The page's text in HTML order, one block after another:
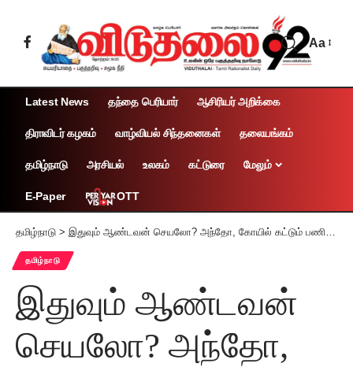
Aa
Latest News தந்தை பெரியார் ஆசிரியர் அறிக்கை
திராவிடர் கழகம் வாழ்வியல் சிந்தனைகள் தலையங்கம்
தமிழ்நாடு அரசியல் உலகம் கட்டுரை மேலும்
E-Paper OTT
தமிழ்நாடு > இதுவும் ஆண்டவன் செயலோ? அந்தோ, கோயில் கட்டும் பணியின்போது தொழிலாளி உயிரிழப்பு!
தமிழ்நாடு
இதுவும் ஆண்டவன்
செயலோ? அந்தோ,